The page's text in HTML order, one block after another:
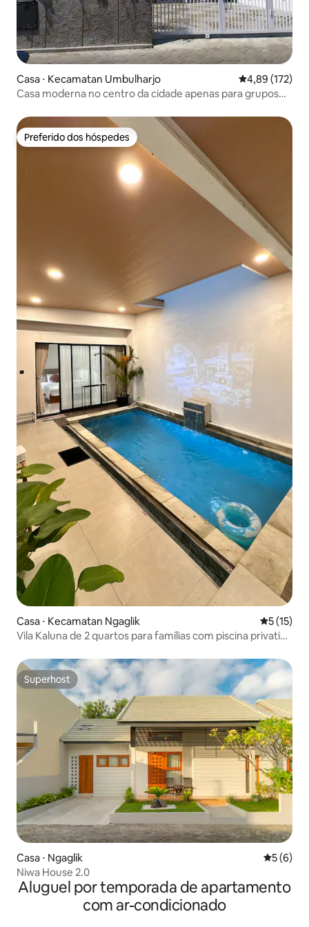
Casa ⋅ Kecamatan Umbulharjo 4,89 de uma
4,89 (172)
Casa moderna no centro da cidade apenas para grupos
Preferido dos hóspedes
Preferido dos hóspedes
Casa ⋅ Kecamatan Ngaglik 5 de uma
5 (15)
Vila Kaluna de 2 quartos para famílias com piscina privativa
Superhost
Superhost
Casa ⋅ Ngaglik 5 de
5 (6)
Niwa House 2.0
Aluguel por temporada de apartamento
com ar-condicionado